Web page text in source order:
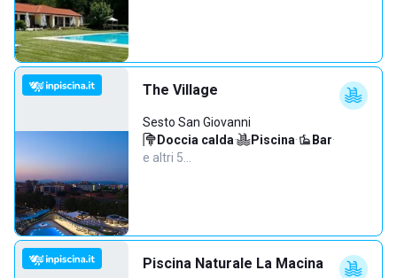
The Village
Sesto San Giovanni
Doccia calda· Piscina· Bar·
e altri 5…
Piscina Naturale La Macina